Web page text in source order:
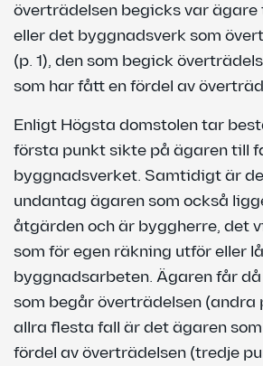
överträdelsen begicks var
eller det byggnadsverk som
(p. 1), den som begick
som har fått en fördel av
Enligt Högsta domstolen tar
första punkt sikte på ägaren till
byggnadsverket. Samtidigt är
undantag ägaren som också
åtgärden och är byggherre, det
som för egen räkning utför eller
byggnadsarbeten. Ägaren får
som begår överträdelsen (andra
allra flesta fall är det ägaren
fördel av överträdelsen (tredje